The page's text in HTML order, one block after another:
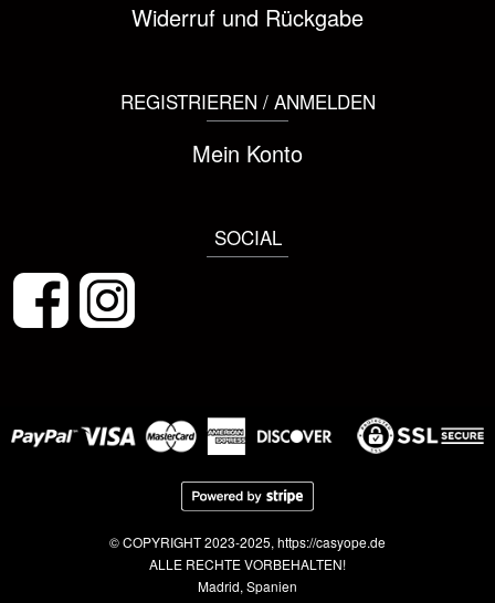
Widerruf und Rückgabe
REGISTRIEREN / ANMELDEN
Mein Konto
SOCIAL
© COPYRIGHT 2023-2025, https://casyope.de
ALLE RECHTE VORBEHALTEN!
Madrid, Spanien